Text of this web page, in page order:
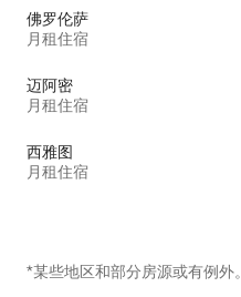
佛罗伦萨
月租住宿
迈阿密
月租住宿
西雅图
月租住宿
*某些地区和部分房源或有例外。